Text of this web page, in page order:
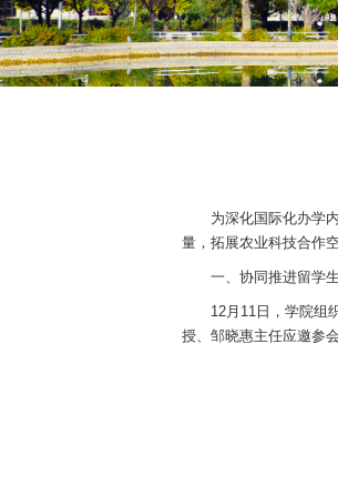
为深化国际化
量，拓展农业科技
一、协同推进
12月11日，